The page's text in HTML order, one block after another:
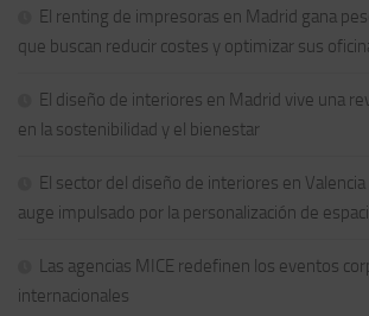
El renting de impresoras en Madrid gana
que buscan reducir costes y optimizar sus
El diseño de interiores en Madrid vive una
en la sostenibilidad y el bienestar
El sector del diseño de interiores en
auge impulsado por la personalización de
Las agencias MICE redefinen los eventos
internacionales